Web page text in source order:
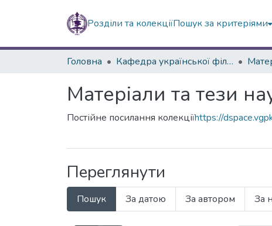
Розділи та колекціїПошук за критеріями
Головна Кафедра української філології
Матеріали та тези
Постійне посилання колекціїhttps://
Переглянути
Пошук За датою За автором За